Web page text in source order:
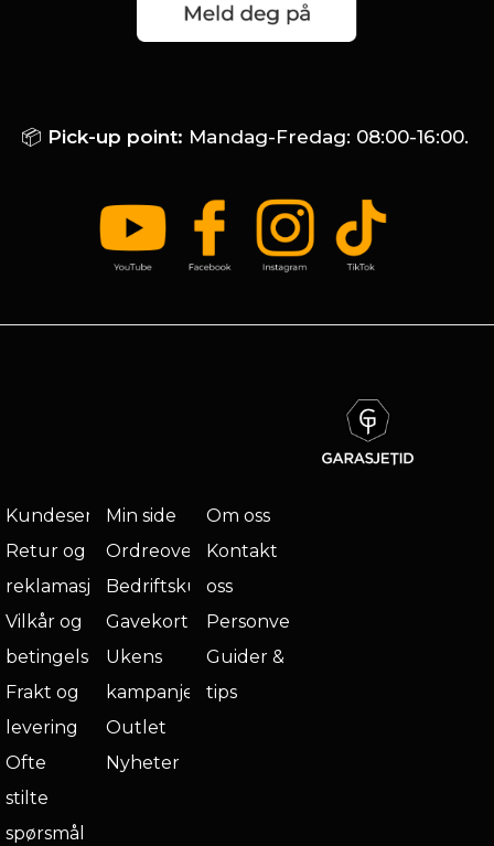
📦 Pick-up point: Mandag-Fredag: 08:00-16:00.
Kundeservice
Retur og
reklamasjon
Vilkår og
betingelser
Frakt og
levering
Ofte
stilte
spørsmål
Min side
Ordreoversikt
Bedriftskunde
Gavekort
Ukens
kampanje
Outlet
Nyheter
Om oss
Kontakt
oss
Personvern
Guider &
tips